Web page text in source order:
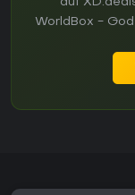
auf
WorldBox -